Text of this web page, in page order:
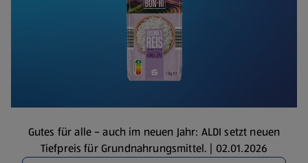
Gutes für alle – auch im neuen Jahr: ALDI setzt neuen
Tiefpreis für Grundnahrungsmittel. | 02.01.2026